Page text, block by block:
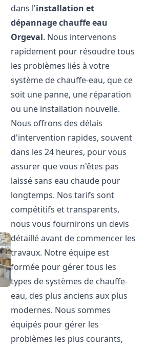
dans l'installation et
dépannage chauffe eau
Orgeval. Nous intervenons
rapidement pour résoudre tous
les problèmes liés à votre
système de chauffe-eau, que ce
soit une panne, une réparation
ou une installation nouvelle.
Nous offrons des délais
d'intervention rapides, souvent
dans les 24 heures, pour vous
assurer que vous n'êtes pas
laissé sans eau chaude pour
longtemps. Nos tarifs sont
compétitifs et transparents,
nous vous fournirons un devis
détaillé avant de commencer les
travaux. Notre équipe est
formée pour gérer tous les
types de systèmes de chauffe-
eau, des plus anciens aux plus
modernes. Nous sommes
équipés pour gérer les
problèmes les plus courants,